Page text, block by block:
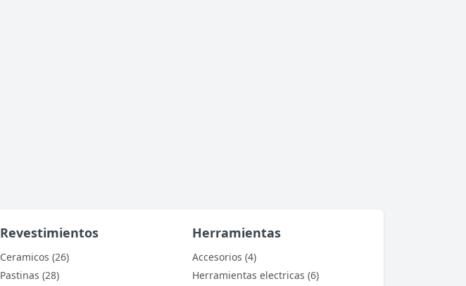
Revestimientos
Ceramicos (26)
Pastinas (28)
Herramientas
Accesorios (4)
Herramientas electricas (6)